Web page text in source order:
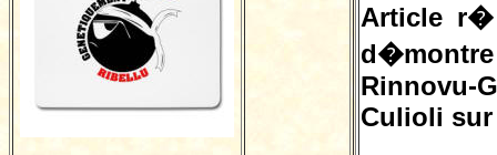
Article
Rinnovu-
Culioli